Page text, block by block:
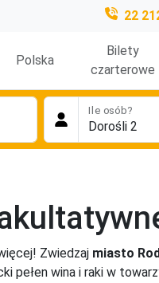
22
Polska
Bilety
czarterowe
Ile osób?
Zwiedzaj miasto
pełen wina i raki w